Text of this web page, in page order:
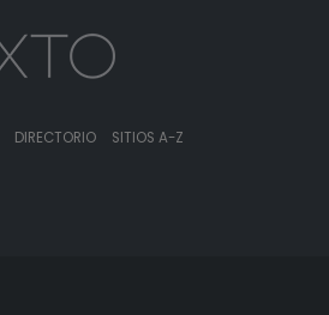
DIRECTORIO SITIOS A-Z